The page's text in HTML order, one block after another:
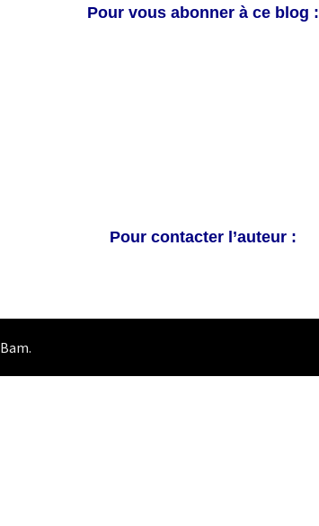
Pour vous abonner à ce blog :
Pour contacter l’auteur :
Bam.